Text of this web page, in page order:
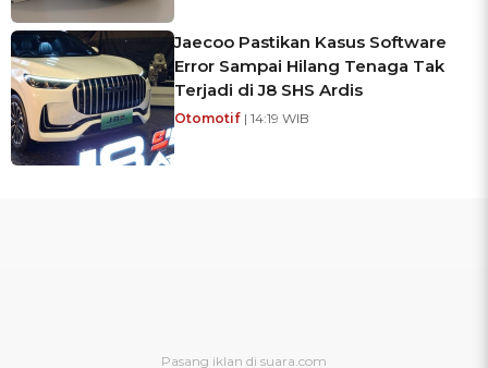
Jaecoo Pastikan Kasus Software
Error Sampai Hilang Tenaga Tak
Terjadi di J8 SHS Ardis
Otomotif | 14:19 WIB